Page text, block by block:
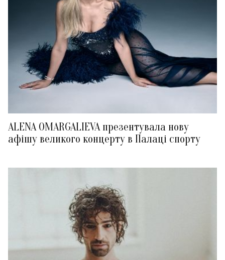
ALENA OMARGALIEVA презентувала нову
афішу великого концерту в Палаці спорту